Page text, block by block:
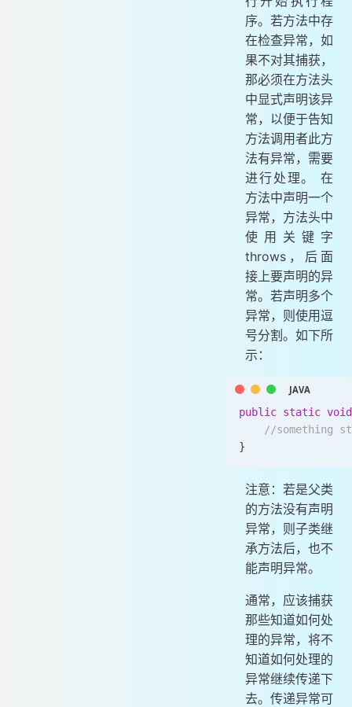
序。若方法中存
在检查异常，如
果不对其捕获，
那必须在方法头
中显式声明该异
常，以便于告知
方法调用者此方
法有异常，需要
进行处理。 在
方法中声明一个
异常，方法头中
使用关键字
throws，后面
接上要声明的异
常。若声明多个
异常，则使用逗
号分割。如下所
示：
public static void
//something
}
注意：若是父类
的方法没有声明
异常，则子类继
承方法后，也不
能声明异常。
通常，应该捕获
那些知道如何处
理的异常，将不
知道如何处理的
异常继续传递下
去。传递异常可